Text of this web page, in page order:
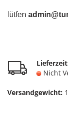
lütfen
Nicht
Versandgewicht: